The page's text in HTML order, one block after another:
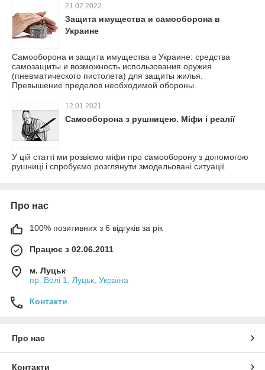
21.02.2022
Защита имущества и самооборона в
Украине
Самооборона и защита имущества в Украине: средства
самозащиты и возможность использования оружия
(пневматического пистолета) для защиты жилья.
Превышение пределов необходимой обороны.
12.01.2021
Самооборона з рушницею. Міфи і реалії
У цій статті ми розвіємо міфи про самооборону з допомогою
рушниці і спробуємо розглянути змодельовані ситуації.
Про нас
100% позитивних з 6 відгуків за рік
Працює з 02.06.2011
м. Луцьк
пр. Волі 1, Луцьк, Україна
Контакти
Про нас
Контакти